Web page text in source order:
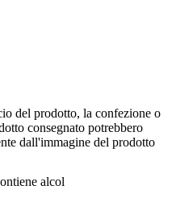
del prodotto, la confezione o
consegnato potrebbero
dall'immagine del prodotto
alcol